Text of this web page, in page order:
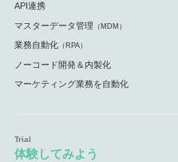
API連携
マスターデータ管理 （MDM）
業務自動化（RPA）
ノーコード開発＆内製化
マーケティング業務を自動化
体験してみよう